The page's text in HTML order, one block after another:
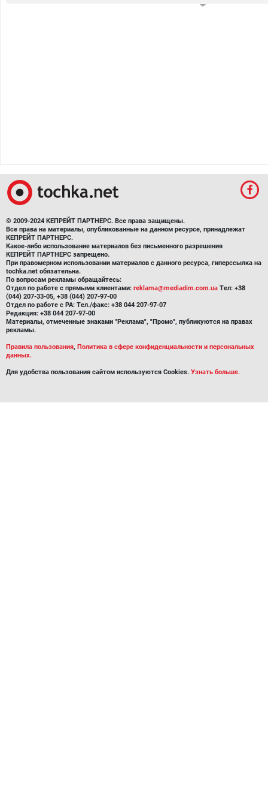
© 2009-2024 КЕПРЕЙТ ПАРТНЕРС. Все права защищены.
Все права на материалы, опубликованные на данном ресурсе, принадлежат
КЕПРЕЙТ ПАРТНЕРС.
Какое-либо использование материалов без письменного разрешения
КЕПРЕЙТ ПАРТНЕРС запрещено.
При правомерном использовании материалов с данного ресурса, гиперссылка на
tochka.net обязательна.
По вопросам рекламы обращайтесь:
Отдел по работе с прямыми клиентами: reklama@mediadim.com.ua Тел: +38
(044) 207-33-05, +38 (044) 207-97-00
Отдел по работе с РА: Тел./факс: +38 044 207-97-07
Редакция: +38 044 207-97-00
Материалы, отмеченные знаками "Реклама", "Промо", публикуются на правах
рекламы.
Правила пользования, Политика в сфере конфиденциальности и персональных
данных.
Для удобства пользования сайтом используются Cookies. Узнать больше.